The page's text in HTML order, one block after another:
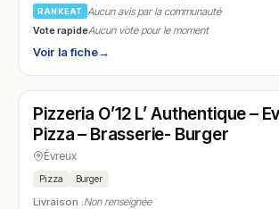
RANKEAT
Aucun avis par la communauté
Vote rapideAucun vote pour le moment
Voir la fiche→
N° 21
Pizzeria O’12 L’ Authentique –
Pizza – Brasserie- Burger
Évreux
Pizza Burger
Livraison :Non renseignée